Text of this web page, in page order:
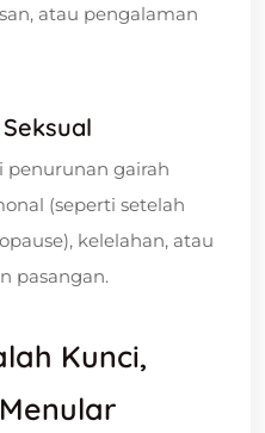
atau pengalaman
penurunan gairah
(seperti setelah
kelelahan, atau
pasangan.
Kunci,